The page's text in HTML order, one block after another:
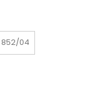
04